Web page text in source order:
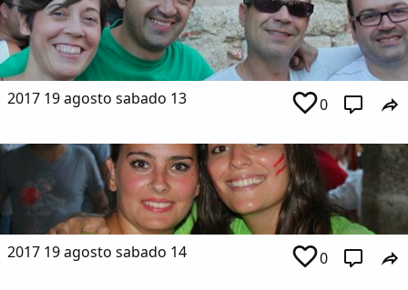
2017 19 agosto sabado 13 0
2017 19 agosto sabado 14 0